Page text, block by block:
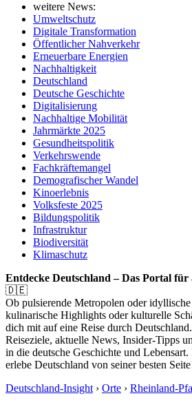
weitere News:
Umweltschutz
Digitale Transformation
Öffentlicher Nahverkehr
Erneuerbare Energien
Nachhaltigkeit
Deutschland
Deutsche Geschichte
Digitalisierung
Nachhaltige Mobilität
Jahrmärkte 2025
Gesundheitspolitik
Verkehrswende
Fachkräftemangel
Demografischer Wandel
Kinoerlebnis
Volksfeste 2025
Bildungspolitik
Infrastruktur
Biodiversität
Klimaschutz
Entdecke Deutschland – Das Portal
🇩🇪
Ob pulsierende Metropolen oder
kulinarische Highlights oder kulturelle
dich mit auf eine Reise durch
Reiseziele, aktuelle News, Insider-Tipps
in die deutsche Geschichte und
erlebe Deutschland von seiner besten
Deutschland-Insight › Orte › Rheinland-